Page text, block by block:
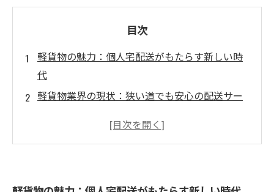
目次
軽貨物の魅力：個人宅配送がもたらす新しい時
代
軽貨物業界の現状：狭い道でも安心の配送サー
増加する個人宅配送のニーズ：オンラインショ